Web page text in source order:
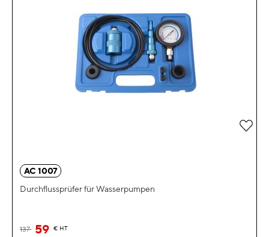
AC 1007
Durchflussprüfer für Wasserpumpen
59 € HT
137
Zur